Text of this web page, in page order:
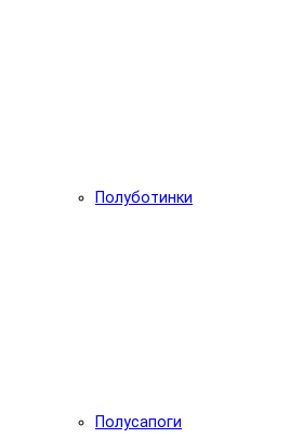
Полуботинки
Полусапоги